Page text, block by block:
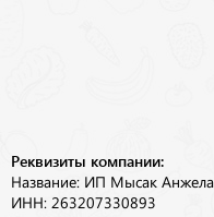
Реквизиты компании:
Название: ИП Мысак
ИНН: 263207330893